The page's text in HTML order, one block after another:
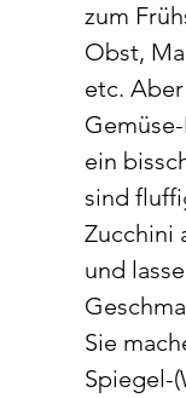
zum
Obst,
etc.
ein
sind
Zucchini
und
Sie
Spiegel-